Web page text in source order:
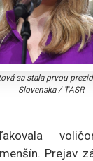
sa stala prvou
Slovenska/ TASR
Prejav